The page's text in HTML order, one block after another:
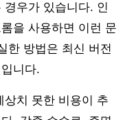
우가 있습니다. 인
을 사용하면 이런 문
한 방법은 최신 버전
니다.
상치 못한 비용이 추